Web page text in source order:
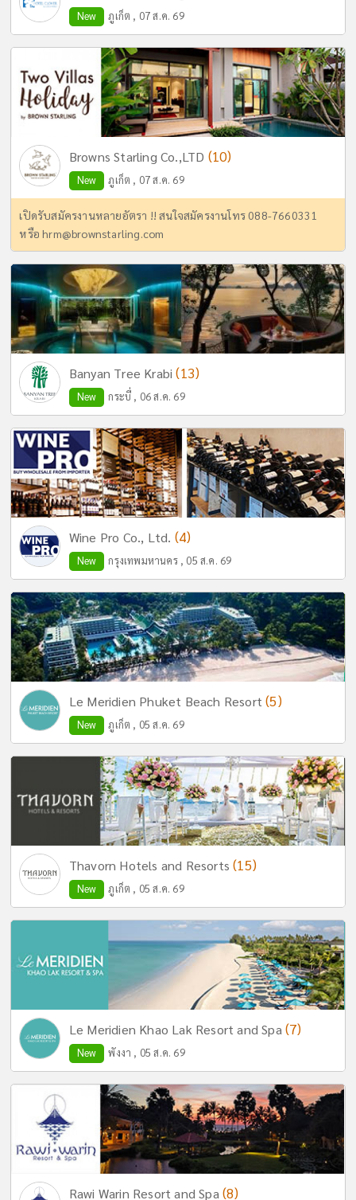
New ภูเก็ต , 07 ส.ค. 69
Browns Starling Co.,LTD (10)
New ภูเก็ต , 07 ส.ค. 69
เปิดรับสมัครงานหลายอัตรา !! สนใจสมัครงานโทร 088-7660331
หรือhrm@brownstarling.com
Banyan Tree Krabi(13)
New กระบี่ , 06 ส.ค. 69
Wine Pro Co., Ltd. (4)
New กรุงเทพมหานคร , 05 ส.ค. 69
Le Meridien Phuket Beach Resort(5)
New ภูเก็ต , 05 ส.ค. 69
Thavorn Hotels and Resorts(15)
New ภูเก็ต , 05 ส.ค. 69
Le Meridien Khao Lak Resort and Spa (7)
New พังงา , 05 ส.ค. 69
Rawi Warin Resort and Spa (8)